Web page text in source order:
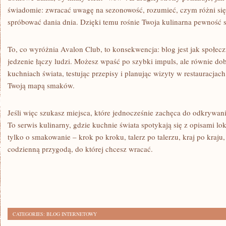
świadomie: zwracać uwagę na sezonowość, rozumieć, czym różni
spróbować dania dnia. Dzięki temu rośnie Twoja kulinarna pewność
To, co wyróżnia Avalon Club, to konsekwencja: blog jest jak
jedzenie łączy ludzi. Możesz wpaść po szybki impuls, ale równie
kuchniach świata, testując przepisy i planując wizyty w
Twoją mapą smaków.
Jeśli więc szukasz miejsca, które jednocześnie zachęca do
To serwis kulinarny, gdzie kuchnie świata spotykają się z opisami
tylko o smakowanie – krok po kroku, talerz po talerzu, kraj po
codzienną przygodą, do której chcesz wracać.
CATEGORIES: BLOG INTERNETOWY